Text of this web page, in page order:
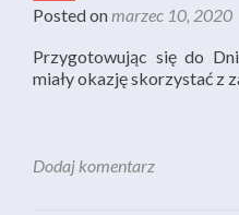
Posted onmarzec 10, 2020
Przygotowując się do
miały okazję skorzystać z
Dodaj komentarz